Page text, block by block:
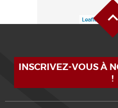
Leaflet | ©
INSCRIVEZ-VOUS À
!